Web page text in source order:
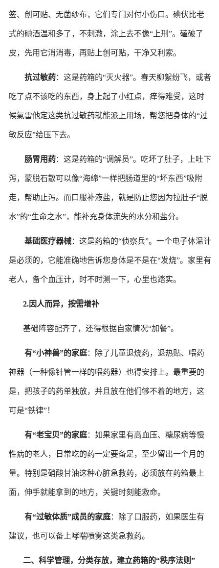
签、创可贴、无菌纱布，它们专门对付小伤口。碘伏比老
式的碘酒温和多了，不刺激，涂上去不像“上刑”。磕破了
皮，先用它消消毒，再贴上创可贴，干净又利索。
抗过敏药：这是药箱的“灭火器”。春天柳絮纷飞，或者
吃了点不该吃的东西，身上起了小红点，痒得难受，这时
候氯雷他定这类抗过敏药就能派上用场，帮您把身体的“过
敏反应”给压下去。
肠胃用药：这是药箱的“调解员”。吃坏了肚子，上吐下
泻，蒙脱石散可以像“海绵”一样把肠道里的“坏东西”吸附
走，帮助止泻。而口服补液盐，就是防止您因为拉肚子“脱
水”的“生命之水”，能补充身体流失的水分和盐分。
基础医疗器械：这是药箱的“侦察兵”。一个电子体温计
是必须的，它能准确地告诉您身体是不是在“发烧”。家里有
老人，备个血压计，时不时测一下，心里也踏实。
2.因人而异，按需增补
基础阵容配齐了，还得根据自家情况“加餐”。
有“小神兽”的家庭：除了儿童退烧药，退热贴、喂药
神器（一种像针管一样的喂药器）也得安排上。最重要的
是，把孩子的药单独放，并且放在他们够不着的地方，这
可是“铁律”！
有“老宝贝”的家庭：如果家里有高血压、糖尿病等慢
性病的老人，日常吃的药一定要备足，至少留出一个月的
量。特别是硝酸甘油这种心脏急救药，必须放在药箱最上
面，伸手就能拿到的地方，关键时刻能救命。
有“过敏体质”成员的家庭：除了口服药，如果医生有
建议，也可以备上哮喘喷雾这类急救药。
二、 科学管理，分类存放，建立药箱的“秩序法则”